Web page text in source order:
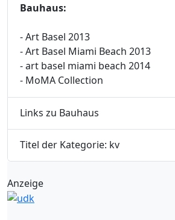
Bauhaus:
- Art Basel 2013
- Art Basel Miami Beach 2013
- art basel miami beach 2014
- MoMA Collection
Links zu Bauhaus
Titel der Kategorie: kv
Anzeige